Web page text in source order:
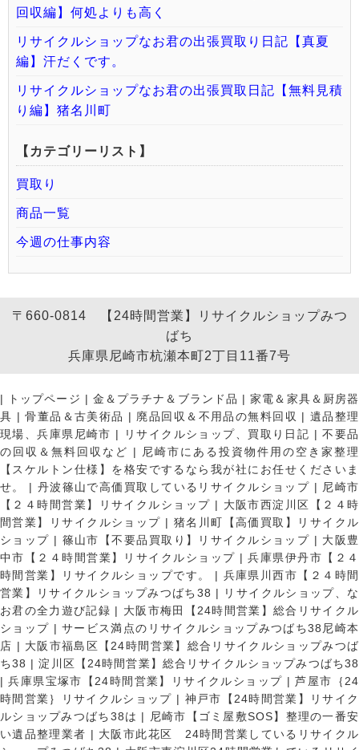
回収編】何処よりも高く
リサイクルショップなお君の出張買取り日記【真夏
編】汗だくです。
リサイクルショップなお君の出張買取日記【無料見積
り編】猪名川町
【カテゴリーリスト】
買取り
商品一覧
今週の仕事内容
〒660-0814 【24時間営業】リサイクルショップみつ
ばち
兵庫県尼崎市杭瀬本町2丁目11番7号
| トップページ | 金＆プラチナ＆ブランド品 |家電＆家具＆厨房器
具 |骨董品＆古美術品 | 廃品回収＆不用品の無料回収 | 遺品整理
現場、兵庫県尼崎市 | リサイクルショップ、買取り日記 |不要品
の回収＆無料回収など |
尼崎市にある投資物件用の空き家整理
【スケルトン仕様】を格安でするなら我が社にお任せくださいま
せ。
| 丹波篠山で高価買取しているリサイクルショップ | 尼崎市
【２４時間営業】リサイクルショップ | 大阪市西淀川区【２４時
間営業】リサイクルショップ | 猪名川町【高価買取】リサイクル
ショップ | 篠山市【不要品買取り】リサイクルショップ | 大阪豊
中市【２４時間営業】リサイクルショップ |兵庫県伊丹市【２４
時間営業】リサイクルショップです。
| 兵庫県川西市【２４時間
営業】リサイクルショップみつばち38 |
リサイクルショップ、な
お君の全力遊び記録 | 大阪市梅田【24時間営業】総合リサイクル
ショップ |サービス満点のリサイクルショップみつばち38尼崎本
店 | 大阪市福島区【24時間営業】総合リサイクルショップみつば
ち38 |淀川区【24時間営業】総合リサイクルショップみつばち38
|兵庫県宝塚市【24時間営業】リサイクルショップ |芦屋市｛24
時間営業｝リサイクルショップ | 神戸市【24時間営業】リサイク
ルショップみつばち38は |
尼崎市【ゴミ屋敷SOS】整理の一番安
い遺品整理業者 | 大阪市此花区 24時間営業しているリサイクル